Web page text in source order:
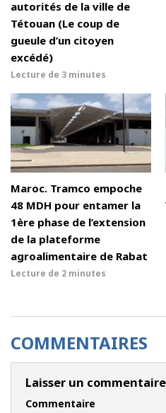
autorités de la ville de
Tétouan (Le coup de
gueule d’un citoyen
excédé)
Lecture de 3 minutes
Maroc. Tramco empoche
48 MDH pour entamer la
1ère phase de l’extension
de la plateforme
agroalimentaire de Rabat
Lecture de 2 minutes
COMMENTAIRES
Laisser un commentaire
Commentaire